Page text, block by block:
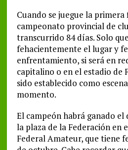
Cuando se juegue la
campeonato provincial de
transcurrido 84 días. Solo
fehacientemente el lugar y
enfrentamiento, si será en
capitalino o en el estadio de
sido establecido como
momento.
El campeón habrá ganado
la plaza de la Federación en
Federal Amateur, que tiene